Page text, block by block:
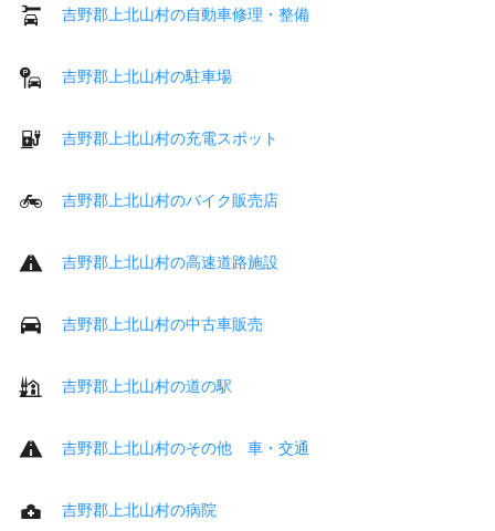
吉野郡上北山村の自動車修理・整備
吉野郡上北山村の駐車場
吉野郡上北山村の充電スポット
吉野郡上北山村のバイク販売店
吉野郡上北山村の高速道路施設
吉野郡上北山村の中古車販売
吉野郡上北山村の道の駅
吉野郡上北山村のその他 車・交通
吉野郡上北山村の病院